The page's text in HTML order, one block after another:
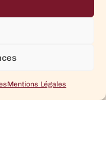
Mentions Légales